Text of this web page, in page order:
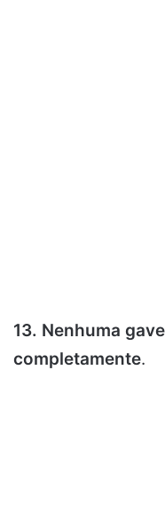
13. Nenhuma
completamente.